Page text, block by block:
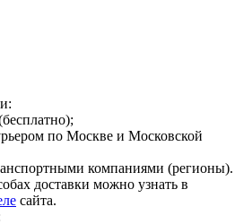
по Москве и Московской
компаниями (регионы).
доставки можно узнать в
сайта.